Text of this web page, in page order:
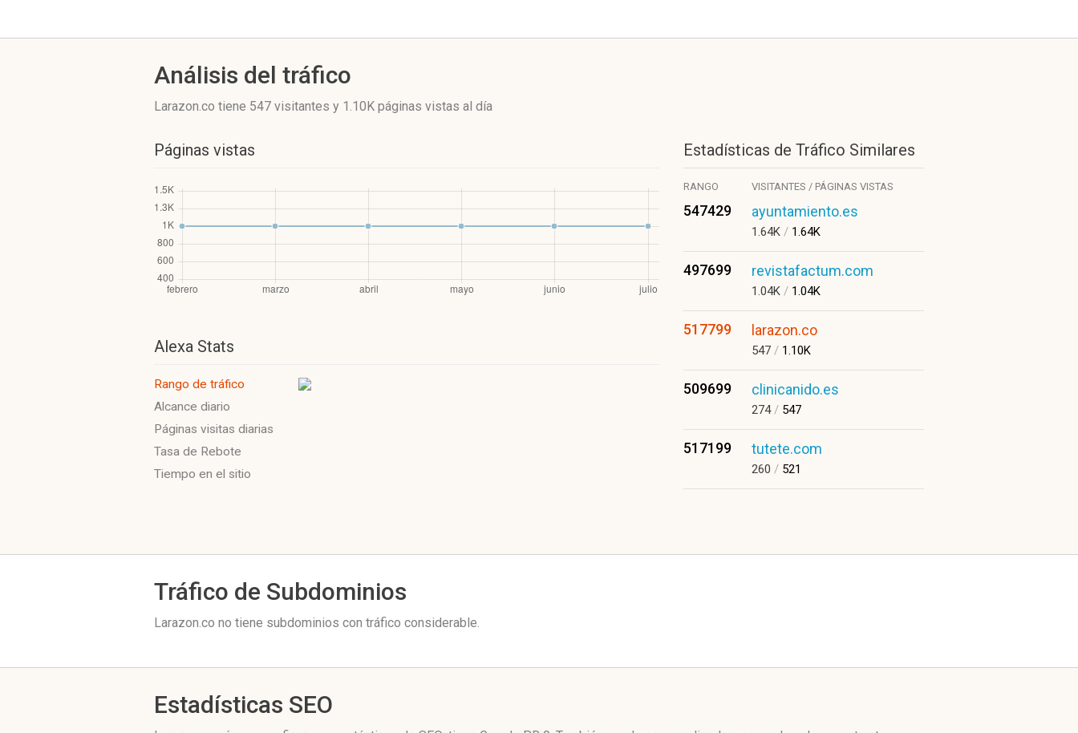
Análisis del tráfico
Larazon.co tiene 547 visitantes y 1.10K páginas vistas al día
Páginas vistas
Alexa Stats
Rango de tráfico
Alcance diario
Páginas visitas diarias
Tasa de Rebote
Tiempo en el sitio
Estadísticas de Tráfico Similares
RANGO VISITANTES / PÁGINAS VISTAS
547429 ayuntamiento.es
1.64K / 1.64K
497699 revistafactum.com
1.04K / 1.04K
517799 larazon.co
547 / 1.10K
509699 clinicanido.es
274/ 547
517199 tutete.com
260 / 521
Tráfico de Subdominios
Larazon.co no tiene subdominios con tráfico considerable.
Estadísticas SEO